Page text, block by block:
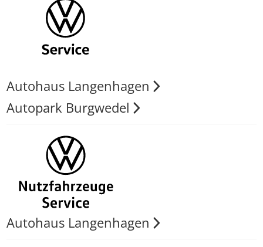
Autohaus Langenhagen
Autopark Burgwedel
Autohaus Langenhagen